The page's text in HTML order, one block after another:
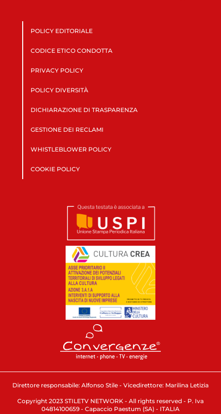
POLICY EDITORIALE
CODICE ETICO CONDOTTA
PRIVACY POLICY
POLICY DIVERSITÀ
DICHIARAZIONE DI TRASPARENZA
GESTIONE DEI RECLAMI
WHISTLEBLOWER POLICY
COOKIE POLICY
Direttore responsabile: Alfonso Stile - Vicedirettore: Marilina Letizia
Copyright 2023 STILETV NETWORK - All rights reserved - P. Iva
04814100659 - Capaccio Paestum (SA) - ITALIA